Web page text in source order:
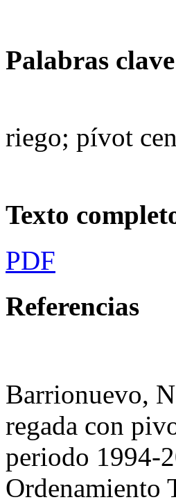
Palabras clave
riego; pívot
Texto
PDF
Referencias
Barrionuevo,
regada con
periodo 1994-
Ordenamiento